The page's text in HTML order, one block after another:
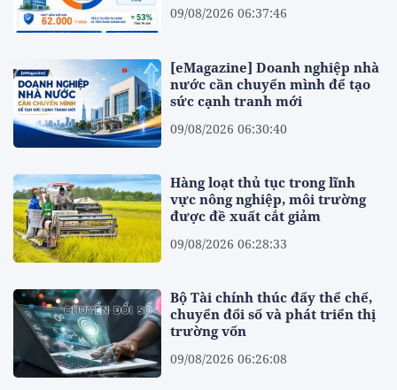
09/08/2026 06:37:46
[eMagazine] Doanh nghiệp nhà
nước cần chuyển mình để tạo
sức cạnh tranh mới
09/08/2026 06:30:40
Hàng loạt thủ tục trong lĩnh
vực nông nghiệp, môi trường
được đề xuất cắt giảm
09/08/2026 06:28:33
Bộ Tài chính thúc đẩy thể chế,
chuyển đổi số và phát triển thị
trường vốn
09/08/2026 06:26:08